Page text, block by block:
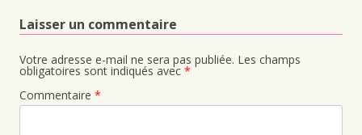
Laisser un commentaire
Votre adresse e-mail ne sera pas publiée. Les champs
obligatoires sont indiqués avec *
Commentaire *